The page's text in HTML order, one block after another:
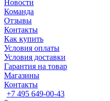
Новости
Команда
Отзывы
Контакты
Как купить
Условия оплаты
Условия доставки
Гарантия на товар
Магазины
Контакты
+7 495 649-00-43